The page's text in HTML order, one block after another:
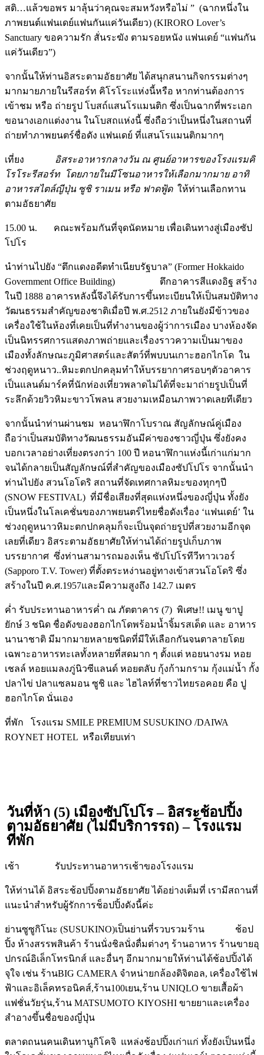
สติ…แล้วขอพร มาลุ้นว่าคุณจะสมหวังหรือไม่ ” (ฉากหนึ่งใน
ภาพยนต์แฟนเดย์แฟนกันแค่วันเดียว) (KIRORO Lover’s
Sanctuary ขอความรัก สั่นระฆัง ตามรอยหนัง แฟนเดย์ “แฟนกัน
แค่วันเดียว”)
จากนั้นให้ท่านอิสระตามอัธยาศัย ได้สนุกสนานกิจกรรมต่างๆ
มากมายภายในรีสอร์ท คิโรโระแห่งนี้หรือ หากท่านต้องการ
เข้าชม หรือ ถ่ายรูป โบสถ์แสนโรแมนติก ซึ่งเป็นฉากที่พระเอก
ขอนางเอกแต่งงาน ในโบสถแห่งนี้ ซึ่งถือว่าเป็นหนึ่งในสถานที่
ถ่ายทำภาพยนตร์ชื่อดัง แฟนเดย์ ที่แสนโรแมนติกมากๆ
เที่ยง
อิสระอาหารกลางวัน ณ ศูนย์อาหารของโรงแรมคิ
โรโระรีสอร์ท โดยภายในมีโซนอาหารให้เลือกมากมาย อาทิ
อาหารสไตล์ญีปุ่น ซูชิ ราเมน หรือ ฟาดฟู้ด ให้ท่านเลือกทาน
ตามอัธยาศัย
15.00 น. คณะพร้อมกันที่จุดนัดหมาย เพื่อเดินทางสู่เมืองซัป
โปโร
นำท่านไปยัง “ตึกแดงอดีตทำเนียบรัฐบาล” (Former Hokkaido
Government Office Building) ตึกอาคารสีแดงอิฐ สร้าง
ในปี 1888 อาคารหลังนี้จึงได้รับการขึ้นทะเบียนให้เป็นสมบัติทาง
วัฒนธรรมสำคัญของชาติเมื่อปี พ.ศ.2512 ภายในยังมีข้าวของ
เครื่องใช้ในห้องที่เคยเป็นที่ทำงานของผู้ว่าการเมือง บางห้องจัด
เป็นนิทรรศการแสดงภาพถ่ายและเรื่องราวความเป็นมาของ
เมืองทั้งลักษณะภูมิศาสตร์และสัตว์ที่พบบนเกาะฮอกไกโด ใน
ช่วงฤดูหนาว..หิมะตกปกคลุมทำให้บรรยากาศรอบๆตัวอาคาร
เป็นแลนด์มาร์คที่นักท่องเที่ยวพลาดไม่ได้ที่จะมาถ่ายรูปเป็นที่
ระลึกด้วยวิวหิมะขาวโพลน สวยงามเหมือนภาพวาดเลยทีเดียว
จากนั้นนำท่านผ่านชม หอนาฬิกาโบราณ สัญลักษณ์คู่เมือง
ถือว่าเป็นสมบัติทางวัฒนธรรมอันมีค่าของชาวญี่ปุ่น ซึ่งยังคง
บอกเวลาอย่างเที่ยงตรงกว่า 100 ปี หอนาฬิกาแห่งนี้เก่าแก่มาก
จนได้กลายเป็นสัญลักษณ์ที่สำคัญของเมืองซัปโปโร จากนั้นนำ
ท่านไปยัง สวนโอโดริ สถานที่จัดเทศกาลหิมะของทุกๆปี
(SNOW FESTIVAL) ที่มีชื่อเสียงที่สุดแห่งหนึ่งของญี่ปุ่น ทั้งยัง
เป็นหนึ่งในโลเคชั่นของภาพยนตร์ไทยชื่อดังเรื่อง ‘แฟนเดย์’ ใน
ช่วงฤดูหนาวหิมะตกปกคลุมก็จะเป็นจุดถ่ายรูปที่สวยงามอีกจุด
เลยที่เดียว อิสระตามอัธยาศัยให้ท่านได้ถ่ายรูปเก็บภาพ
บรรยากาศ ซึ่งท่านสามารถมองเห็น ซัปโปโรทีวีทาวเวอร์
(Sapporo T.V. Tower) ที่ตั้งตระหง่านอยู่ทางเข้าสวนโอโดริ ซึ่ง
สร้างในปี ค.ศ.1957และมีความสูงถึง 142.7 เมตร
ค่ำ รับประทานอาหารค่ำ ณ ภัตตาคาร (7) พิเศษ!! เมนู ขาปู
ยักษ์ 3 ชนิด ชื่อดังของฮอกไกโดพร้อมน้ำจิ้มรสเด็ด และ อาหาร
นานาชาติ มีมากมายหลายชนิดที่มีให้เลือกกันจนตาลายโดย
เฉพาะอาหารทะเลทั้งหลายที่สดมาก ๆ ตั้งแต่ หอยนางรม หอย
เชลล์ หอยแมลงภู่นิวซีแลนด์ หอยตลับ กุ้งก้ามกราม กุ้งแม่น้ำ กั้ง
ปลาไข่ ปลาแซลมอน ซูชิ และ ไฮไลท์ที่ชาวไทยรอคอย คือ ปู
ฮอกไกโด นั่นเอง
ที่พัก โรงแรม SMILE PREMIUM SUSUKINO /DAIWA
ROYNET HOTEL หรือเทียบเท่า
วันที่ห้า (5) เมืองซัปโปโร – อิสระช้อปปิ้ง
ตามอัธยาศัย (ไม่มีบริการรถ) – โรงแรม
ที่พัก
เช้า รับประทานอาหารเช้าของโรงแรม
ให้ท่านได้ อิสระช้อปปิ้งตามอัธยาศัย ได้อย่างเต็มที่ เรามีสถานที่
แนะนำสำหรับผู้รักการช็อปปิ้งดังนี้ค่ะ
ย่านซูซูกิโนะ (SUSUKINO)เป็นย่านที่รวบรวมร้าน ช้อป
ปิ้ง ห้างสรรพสินค้า ร้านนั่งชิลนั่งดื่มต่างๆ ร้านอาหาร ร้านขายอุ
ปกรณ์อิเล็กโทรนิกส์ และอื่นๆ อีกมากมายให้ท่านได้ช้อปปิ้งได้
จุใจ เช่น ร้านBIG CAMERA จำหน่ายกล้องดิจิตอล, เครื่องใช้ไฟ
ฟ้าและอิเล็คทรอนิคส์,ร้าน100เยน,ร้าน UNIQLO ขายเสื้อผ้า
แฟชั่นวัยรุ่น,ร้าน MATSUMOTO KIYOSHI ขายยาและเครื่อง
สำอางขึ้นชื่อของญี่ปุ่น
ตลาดถนนคนเดินทานูกิโคจิ แหล่งช้อปปิ้งเก่าแก่ ทั้งยังเป็นหนึ่ง